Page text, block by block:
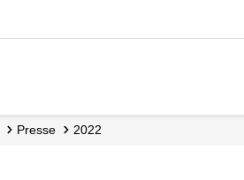
Presse 2022